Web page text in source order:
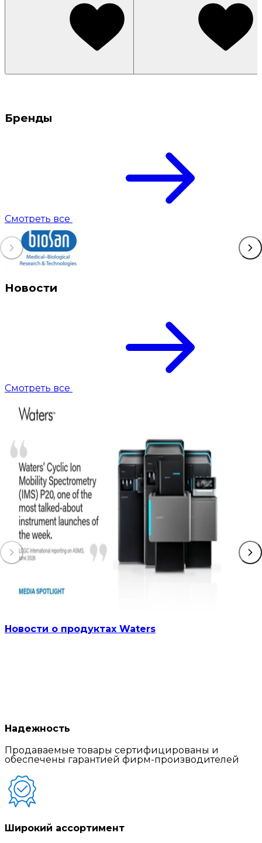
Бренды
Смотреть все
Новости
Смотреть все
Новости о продуктах Waters
Надежность
Продаваемые товары сертифицированы и
обеспечены гарантией фирм-производителей
Широкий ассортимент